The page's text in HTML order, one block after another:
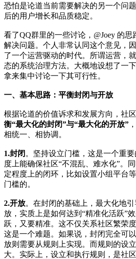
恐怕是论道当前需要解决的另一个问
后的用户增长和品质稳定。
看了QQ群里的一些讨论，@Joey 的
解决问题。个人非常认同这个意见，
了一个运营驱动的时代。所谓运营，
态的系统治理方法。大概地设想了一
拿来集中讨论一下其可行性。
一、基本思路：平衡封闭与开放
根据论道的价值诉求和发展方向，社
衡“最大化的封闭”与“最大化的开放”
相统一、相协调。
1.封闭 。坚持设立门槛，这是一个重
度上能确保社区“不混乱、难水化”。
定程度上的闭环，比如设置小组平台
门槛的。
2.开放。在封闭的基础上，最大化地
放，实质上是如何达到“精准化活跃”
跃，又要精准。这不仅关系社区繁荣
这是一个难题。如果说，封闭完全可
放则需要从规则上实现。而规则的设
大。实际上，设立和执行规则，是社